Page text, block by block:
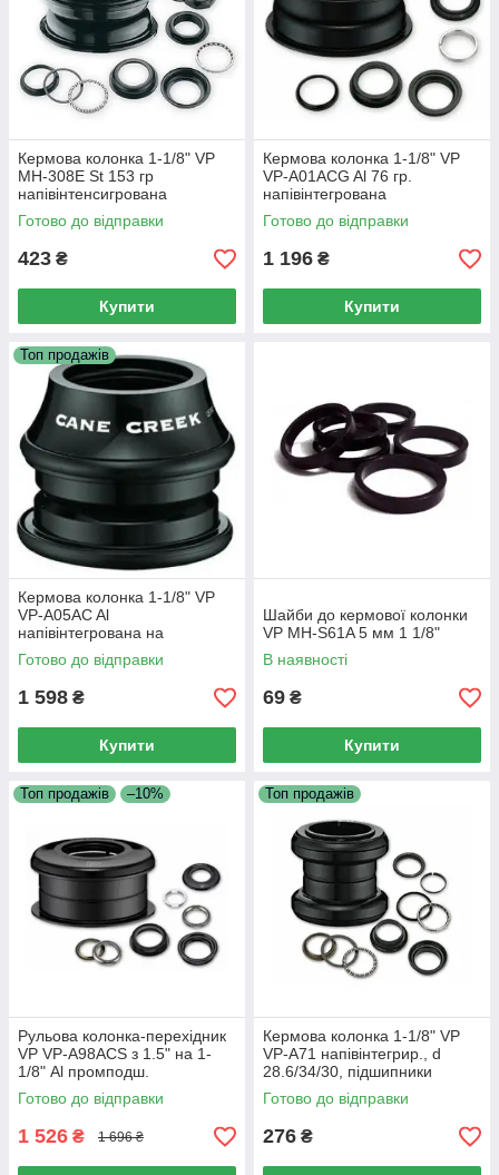
Кермова колонка 1-1/8" VP
MH-308E St 153 гр
напівінтенсигрована
Готово до відправки
423 ₴
Купити
Кермова колонка 1-1/8" VP
VP-A01ACG Al 76 гр.
напівінтегрована
Готово до відправки
1 196 ₴
Купити
Топ продажів
Кермова колонка 1-1/8" VP
VP-A05AC Al
напівінтегрована на
промопідшипниках
Готово до відправки
1 598 ₴
Купити
Шайби до кермової колонки
VP MH-S61A 5 мм 1 1/8"
В наявності
69 ₴
Купити
Топ продажів –10%
Рульова колонка-перехідник
VP VP-A98ACS з 1.5" на 1-
1/8" Al промподш.
полуинтегр.
Готово до відправки
1 526 ₴ 1 696 ₴
Топ продажів
Кермова колонка 1-1/8" VP
VP-A71 напівінтегрир., d
28.6/34/30, підшипники
сепараторні, сталева, чорна
Готово до відправки
276 ₴